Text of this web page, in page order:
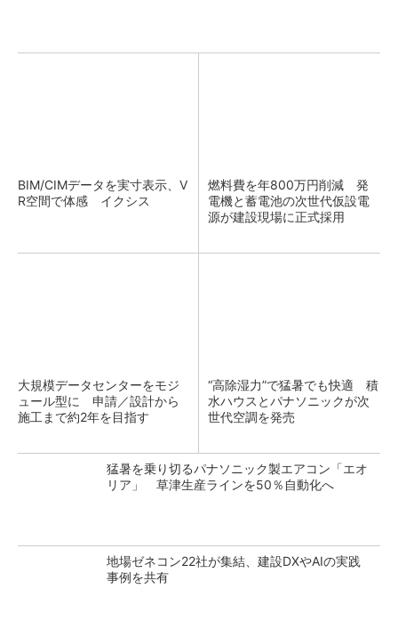
BIM/CIMデータを実寸表示、V
R空間で体感 イクシス
燃料費を年800万円削減 発
電機と蓄電池の次世代仮設電
源が建設現場に正式採用
大規模データセンターをモジ
ュール型に 申請／設計から
施工まで約2年を目指す
“高除湿力”で猛暑でも快適 積
水ハウスとパナソニックが次
世代空調を発売
猛暑を乗り切るパナソニック製エアコン「エオ
リア」 草津生産ラインを50％自動化へ
地場ゼネコン22社が集結、建設DXやAIの実践
事例を共有